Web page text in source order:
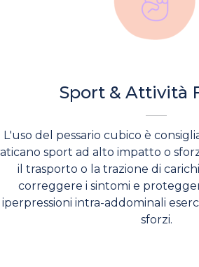
Sport & Attività
L'uso del pessario cubico è
sport ad alto impatto o
il trasporto o la trazione di
correggere i sintomi e
iperpressioni intra-addominali
sforzi.